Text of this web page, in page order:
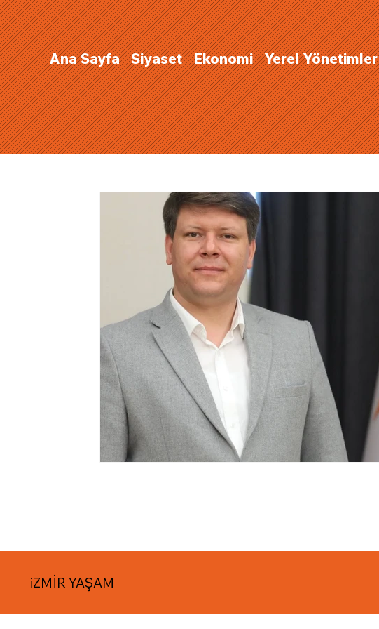
Ana Sayfa Siyaset Ekonomi Yerel Yönetimler
iZMİR YAŞAM